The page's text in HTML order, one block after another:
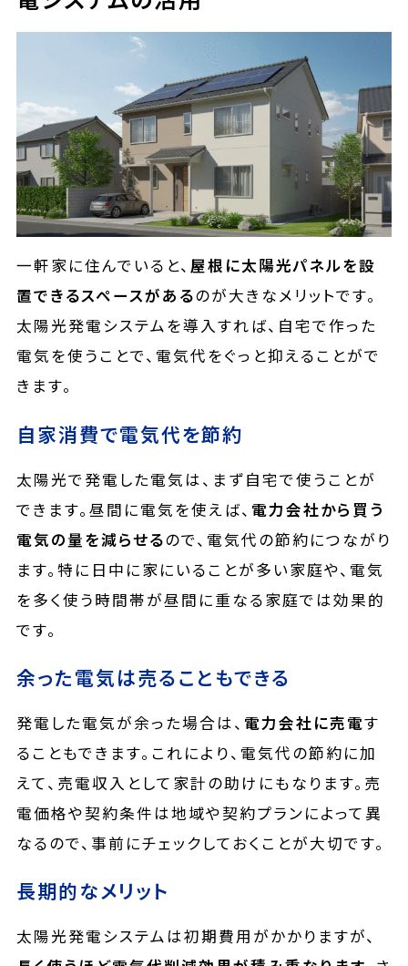
一軒家に住んでいると、 屋根に太陽光パネルを設
置できるスペースがあるのが大きなメリットです。
太陽光発電システムを導入すれば、自宅で作った
電気を使うことで、電気代をぐっと抑えることがで
きます。
自家消費で電気代を節約
太陽光で発電した電気は、まず自宅で使うことが
できます。昼間に電気を使えば、 電力会社から買う
電気の量を減らせるので、電気代の節約につながり
ます。特に日中に家にいることが多い家庭や、電気
を多く使う時間帯が昼間に重なる家庭では効果的
です。
余った電気は売ることもできる
発電した電気が余った場合は、 電力会社に売電す
ることもできます。これにより、電気代の節約に加
えて、売電収入として家計の助けにもなります。売
電価格や契約条件は地域や契約プランによって異
なるので、事前にチェックしておくことが大切です。
長期的なメリット
太陽光発電システムは初期費用がかかりますが、